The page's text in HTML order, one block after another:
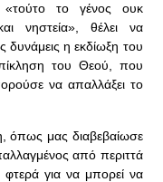
το γένος ουκ
νηστεία», θέλει να
δυνάμεις η εκδίωξη του
του Θεού, που
να απαλλάξει το
όπως μας διαβεβαίωσε
από περιττά
για να μπορεί να